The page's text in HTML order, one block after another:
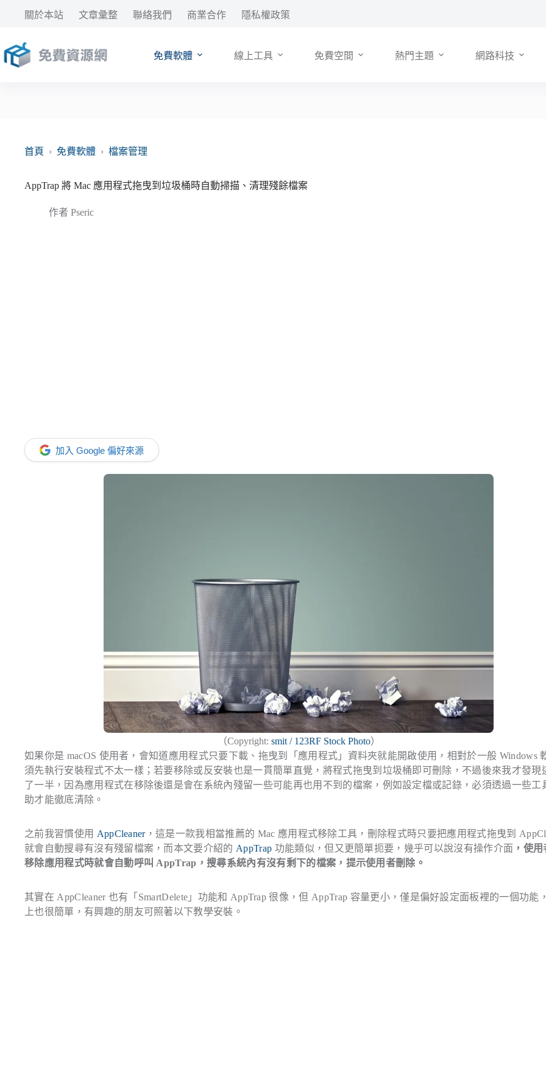
要
內
關於本站 文章彙整 聯絡我們 商業合作 隱私權政策
免費軟體 線上工具 免費空間 熱門主題 網路科技
首頁 › 免費軟體 › 檔案管理
AppTrap 將 Mac 應用程式拖曳到垃圾桶時自動掃描、清理殘餘檔案
作者 Pseric
加入 Google 偏好來源
（Copyright: smit / 123RF Stock Photo）
如果你是 macOS 使用者，會知道應用程式只要下載、拖曳到「應用程式」資料夾就能開啟使用，相對於一般 Windows
須先執行安裝程式不太一樣；若要移除或反安裝也是一貫簡單直覺，將程式拖曳到垃圾桶即可刪除，不過後來我才發現
了一半，因為應用程式在移除後還是會在系統內殘留一些可能再也用不到的檔案，例如設定檔或記錄，必須透過一些工
助才能徹底清除。
之前我習慣使用 AppCleaner，這是一款我相當推薦的 Mac 應用程式移除工具，刪除程式時只要把應用程式拖曳到
就會自動搜尋有沒有殘留檔案，而本文要介紹的 AppTrap 功能類似，但又更簡單扼要，幾乎可以說沒有操作介面 ，使
移除應用程式時就會自動呼叫 AppTrap，搜尋系統內有沒有剩下的檔案，提示使用者刪除。
其實在 AppCleaner 也有「SmartDelete」功能和 AppTrap 很像，但 AppTrap 容量更小，僅是偏好設定面板裡的一個功能
上也很簡單，有興趣的朋友可照著以下教學安裝。